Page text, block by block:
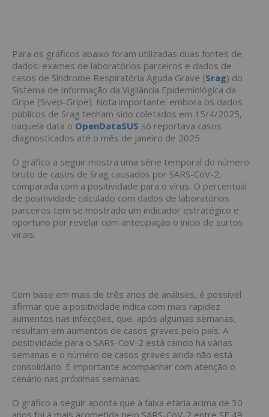
Para os gráficos abaixo foram utilizadas duas fontes de
dados: exames de laboratórios parceiros e dados de
casos de Síndrome Respiratória Aguda Grave (Srag) do
Sistema de Informação da Vigilância Epidemiológica da
Gripe (Sivep-Gripe). Nota importante: embora os dados
públicos de Srag tenham sido coletados em 15/4/2025,
naquela data o OpenDataSUS só reportava casos
diagnosticados até o mês de janeiro de 2025.
O gráfico a seguir mostra uma série temporal do número
bruto de casos de Srag causados por SARS-CoV-2,
comparada com a positividade para o vírus. O percentual
de positividade calculado com dados de laboratórios
parceiros tem se mostrado um indicador estratégico e
oportuno por revelar com antecipação o início de surtos
virais.
Com base em mais de três anos de análises, é possível
afirmar que a positividade indica com mais rapidez
aumentos nas infecções, que, após algumas semanas,
resultam em aumentos de casos graves pelo país. A
positividade para o SARS-CoV-2 está caindo há várias
semanas e o número de casos graves ainda não está
consolidado. É importante acompanhar com atenção o
cenário nas próximas semanas.
O gráfico a seguir aponta que a faixa etária acima de 30
anos foi a mais acometida pelo SARS-CoV-2 entre SE 49